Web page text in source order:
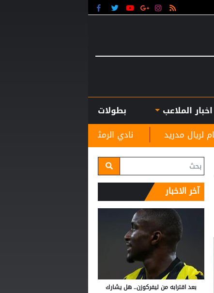
اخبار الملاعب
بطولات
نادي الرمثا يستقبل مدربه الجديد غاسانين استعدادًا
آخر الاخبار
بعد اقترابه من ليفركوزن.. هل يشارك